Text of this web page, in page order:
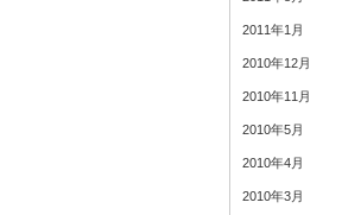
2011年1月
2010年12月
2010年11月
2010年5月
2010年4月
2010年3月